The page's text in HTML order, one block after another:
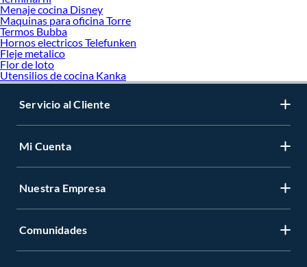
Menaje cocina Disney
Maquinas para oficina Torre
Termos Bubba
Hornos electricos Telefunken
Fleje metalico
Flor de loto
Utensilios de cocina Kanka
Servicio al Cliente
Mi Cuenta
Nuestra Empresa
Comunidades